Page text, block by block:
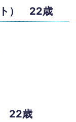
） 22歳
22歳